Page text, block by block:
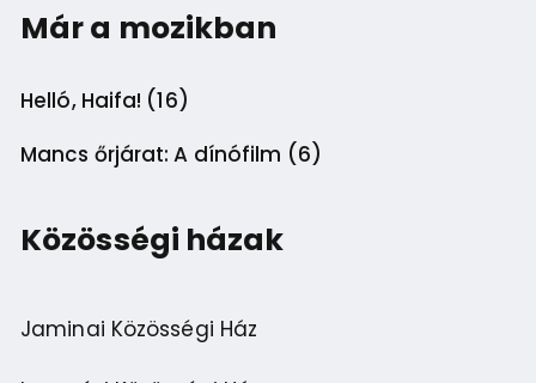
Már a mozikban
Helló, Haifa! (16)
Mancs őrjárat: A dínófilm (6)
Közösségi házak
Jaminai Közösségi Ház